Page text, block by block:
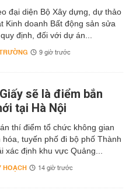
đại diện Bộ Xây dựng, dự thảo
Kinh doanh Bất động sản sửa
định, đối với dự án...
9 giờ trước
sẽ là điểm bắn
tại Hà Nội
thí điểm tổ chức không gian
hóa, tuyến phố đi bộ phố Thành
xác định khu vực Quảng...
HOẠCH 14 giờ trước